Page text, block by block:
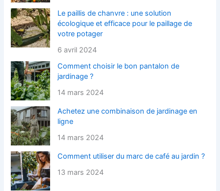
Le paillis de chanvre : une solution
écologique et efficace pour le paillage de
votre potager
6 avril 2024
Comment choisir le bon pantalon de
jardinage ?
14 mars 2024
Achetez une combinaison de jardinage en
ligne
14 mars 2024
Comment utiliser du marc de café au jardin ?
13 mars 2024